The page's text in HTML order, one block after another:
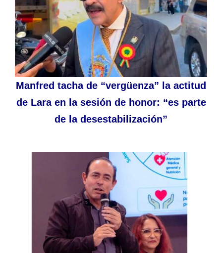
Manfred tacha de “vergüenza” la actitud
de Lara en la sesión de honor: “es parte
de la desestabilización”